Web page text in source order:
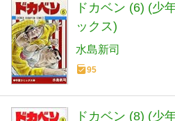
ドカベン (6) (少
ックス)
水島新司
95
ドカベン (8) (少